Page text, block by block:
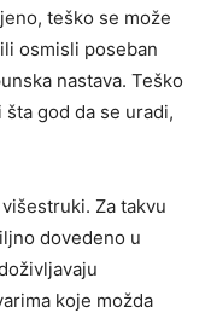
teško se može
osmisli poseban
nastava. Teško
god da se uradi,
Za takvu
dovedeno u
koje možda